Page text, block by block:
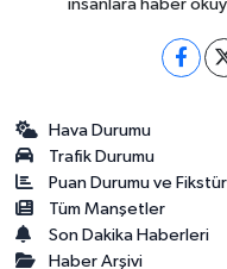
insanlara haber
Hava Durumu
Trafik Durumu
Puan Durumu ve Fikstür
Tüm Manşetler
Son Dakika Haberleri
Haber Arşivi